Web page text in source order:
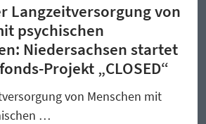
Langzeitversorgung von
psychischen
Niedersachsen startet
Projekt „CLOSED“
von Menschen mit
…